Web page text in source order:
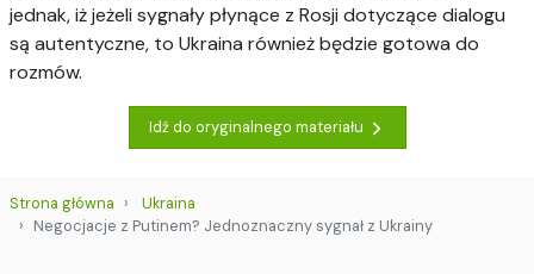
jednak, iż jeżeli sygnały płynące z Rosji dotyczące dialogu
są autentyczne, to Ukraina również będzie gotowa do
rozmów.
Idź do oryginalnego materiału
Strona główna
Ukraina
Negocjacje z Putinem? Jednoznaczny sygnał z Ukrainy